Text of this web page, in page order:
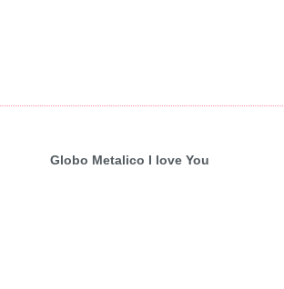
Globo Metalico I love You